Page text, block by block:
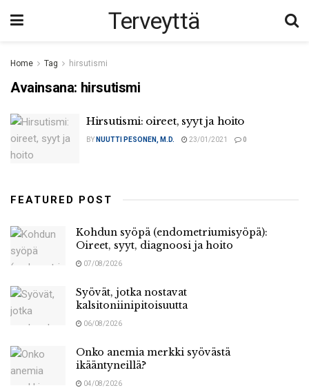
Terveyttä
Home Tag hirsutismi
Avainsana: hirsutismi
Hirsutismi: oireet, syyt ja hoito
BY NUUTTI PESONEN, M.D. 23/01/2021 0
FEATURED POST
Kohdun syöpä (endometriumisyöpä):
Oireet, syyt, diagnoosi ja hoito
07/08/2026
Syövät, jotka nostavat
kalsitoniinipitoisuutta
06/08/2026
Onko anemia merkki syövästä
ikääntyneillä?
04/08/2026